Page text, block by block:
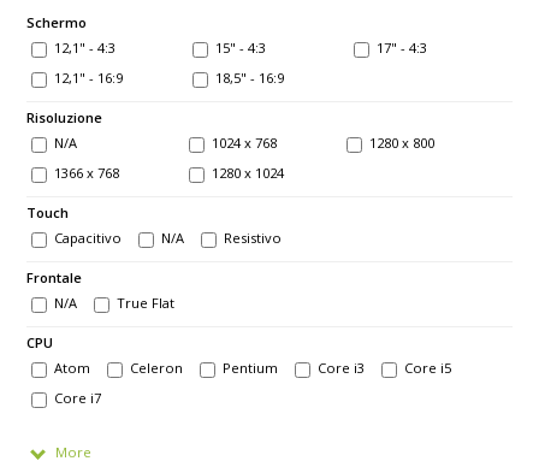
Schermo
12,1" - 4:3
15" - 4:3
17" - 4:3
12,1" - 16:9
18,5" - 16:9
Risoluzione
N/A
1024 x 768
1280 x 800
1366 x 768
1280 x 1024
Touch
Capacitivo
N/A Resistivo
Frontale
N/A
True Flat
CPU
Atom
Celeron Pentium Core i3
Core i5
Core i7
More